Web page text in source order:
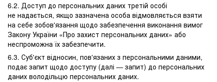
6.2. Доступ до персональних даних третій особі
не надається, якщо зазначена особа відмовляється взяти
на себе зобов'язання щодо забезпечення виконання вимог
Закону України «Про захист персональних даних» або
неспроможна їх забезпечити.
6.3. Суб'єкт відносин, пов'язаних з персональними даними,
подає запит щодо доступу (далі — запит) до персональних
даних володільцю персональних даних.